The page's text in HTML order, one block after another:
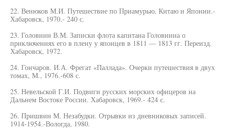
22. Венюков М.И. Путешествие по Приамурью, Китаю и Японии.-
Хабаровск, 1970.- 240 с.
23. Головнин В.М. Записки флота капитана Головнина о
приключениях его в плену у японцев в 1811 — 1813 гг. Переизд.
Хабаровск, 1972.
24. Гончаров. И.А. Фрегат «Паллада». Очерки путешествия в двух
томах, М., 1976.-608 с.
25. Невельской Г.И. Подвиги русских морских офицеров на
Дальнем Востоке России. Хабаровск, 1969.- 424 с.
26. Пришвин М. Незабудки. Отрывки из дневниковых записей.
1914-1954.-Вологда, 1980.